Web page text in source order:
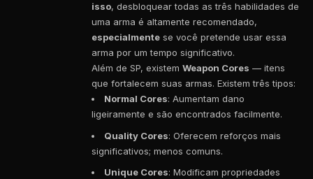
isso, desbloquear todas as três habilidades de
uma arma é altamente recomendado,
especialmente se você pretende usar essa
arma por um tempo significativo.
Além de SP, existem Weapon Cores — itens
que fortalecem suas armas. Existem três tipos:
Normal Cores: Aumentam dano
ligeiramente e são encontrados facilmente.
Quality Cores: Oferecem reforços mais
significativos; menos comuns.
Unique Cores: Modificam propriedades